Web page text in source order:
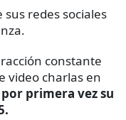
redes sociales
constante
video charlas en
primera vez su